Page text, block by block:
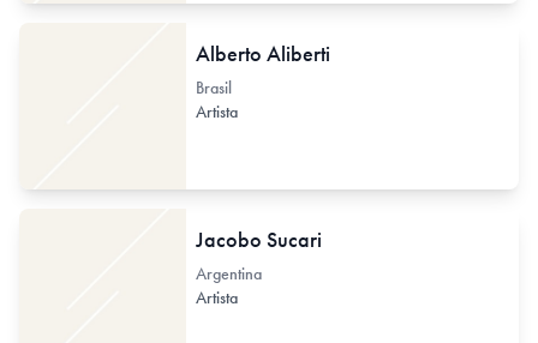
Alberto Aliberti
Brasil
Artista
Jacobo Sucari
Argentina
Artista